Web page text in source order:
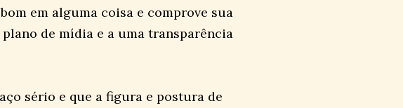
em alguma coisa e comprove sua
de mídia e a uma transparência
sério e que a figura e postura de